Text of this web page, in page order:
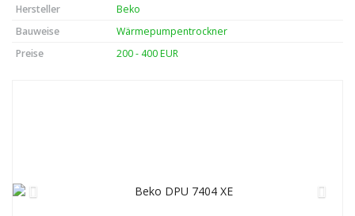
Hersteller
Beko
Bauweise
Wärmepumpentrockner
Preise
200 - 400 EUR